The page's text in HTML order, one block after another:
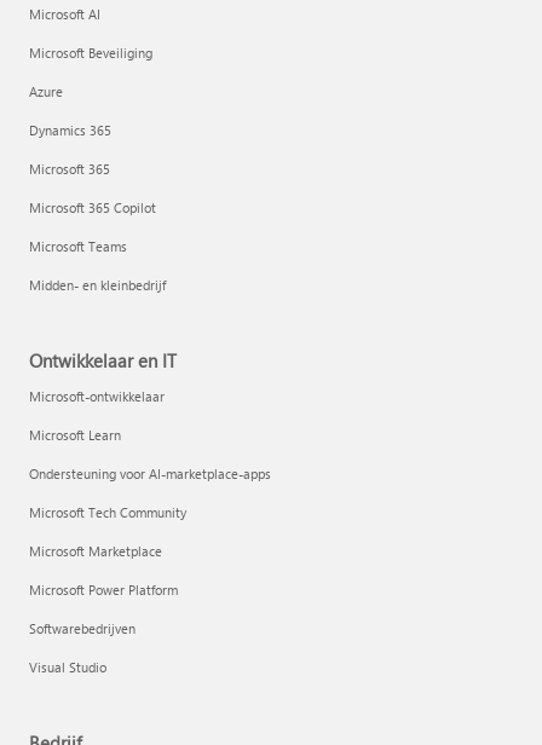
Microsoft AI
Microsoft Beveiliging
Azure
Dynamics 365
Microsoft 365
Microsoft 365 Copilot
Microsoft Teams
Midden- en kleinbedrijf
Ontwikkelaar en IT
Microsoft-ontwikkelaar
Microsoft Learn
Ondersteuning voor AI-marketplace-apps
Microsoft Tech Community
Microsoft Marketplace
Microsoft Power Platform
Softwarebedrijven
Visual Studio